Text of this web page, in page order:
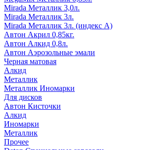
Mirada Металлик 3,0л.
Mirada Металлик 3л.
Mirada Металлик 3л. (индекс А)
Автон Акрил 0,85кг.
Автон Алкид 0,8л.
Автон Аэрозольные эмали
Черная матовая
Алкид
Металлик
Металлик Иномарки
Для дисков
Автон Кисточки
Алкид
Иномарки
Металлик
Прочее